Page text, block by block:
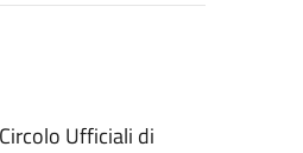
Ufficiali di